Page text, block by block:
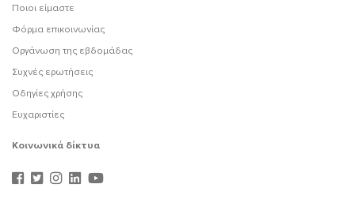
Ποιοι είμαστε
Φόρμα επικοινωνίας
Οργάνωση της εβδομάδας
Συχνές ερωτήσεις
Οδηγίες χρήσης
Ευχαριστίες
Κοινωνικά δίκτυα